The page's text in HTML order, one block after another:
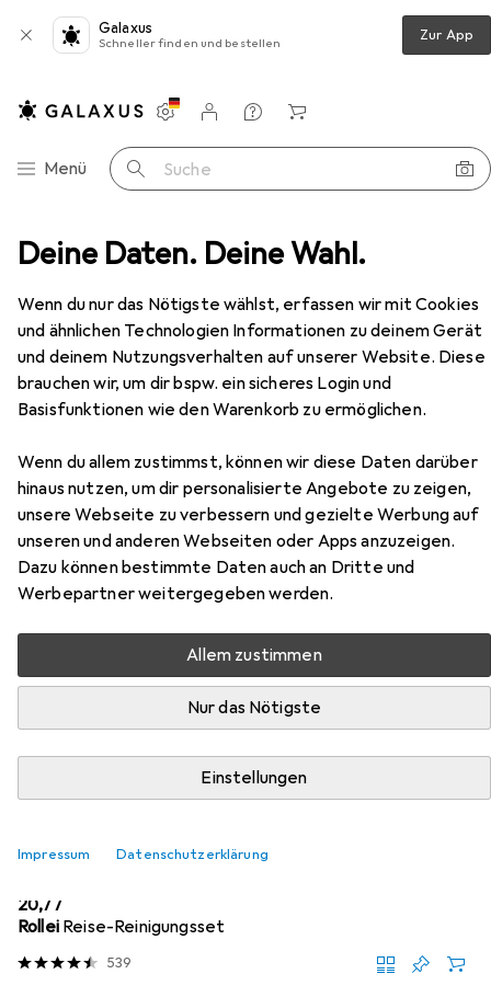
Deine Daten. Deine Wahl.
Wenn du nur das Nötigste wählst, erfassen wir mit Cookies
und ähnlichen Technologien Informationen zu deinem Gerät
und deinem Nutzungsverhalten auf unserer Website. Diese
brauchen wir, um dir bspw. ein sicheres Login und
Basisfunktionen wie den Warenkorb zu ermöglichen.
Wenn du allem zustimmst, können wir diese Daten darüber
hinaus nutzen, um dir personalisierte Angebote zu zeigen,
unsere Webseite zu verbessern und gezielte Werbung auf
unseren und anderen Webseiten oder Apps anzuzeigen.
Dazu können bestimmte Daten auch an Dritte und
Werbepartner weitergegeben werden.
Allem zustimmen
Nur das Nötigste
Einstellungen
Impressum Datenschutzerklärung
Galaxus
Schneller finden und bestellen Zur App
Navigation nach Kategorien
Menü Suche
Einstellungen
Kundenkonto
Vergleichslisten
Merklisten
Warenkorb
Speicher Speicherkarte Nextbase Dash Cam
EUR
21,74 stattEUR
23,56 EUR
0,68/1GB
NextbaseDash Cam
32 GB, microSDXC, U3, UHS-I
Zubehör für Nextbase Dash Cam
Hier findest du passendes Zubehör zum Produkt
Nextbase Dash Cam aus den Kategorien
Kamerareinigung, Speicherkarte und
Speicherkartenlesegerät.
Beliebt Kamerareinigung Speicherkarte Nextbase
EUR
20,77
Rollei Reise-Reinigungsset
539